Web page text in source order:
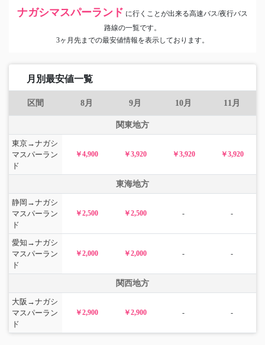
ナガシマスパーランド に行くことが出来る高速バス/夜行バス
路線の一覧です。
3ヶ月先までの最安値情報を表示しております。
月別最安値一覧
区間 8月 9月 10月 11月
関東地方
東京→ナガシ
マスパーラン
ド
￥4,900 ￥3,920 ￥3,920 ￥3,920
東海地方
静岡→ナガシ
マスパーラン
ド
￥2,500 ￥2,500 - -
愛知→ナガシ
マスパーラン
ド
￥2,000 ￥2,000 - -
関西地方
大阪→ナガシ
マスパーラン
ド
￥2,900 ￥2,900 - -